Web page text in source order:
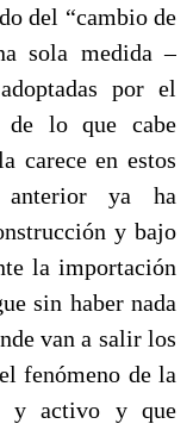
del “cambio de
sola medida –
por el
de lo que cabe
carece en estos
anterior ya ha
y bajo
la importación
sin haber nada
van a salir los
fenómeno de la
y activo y que